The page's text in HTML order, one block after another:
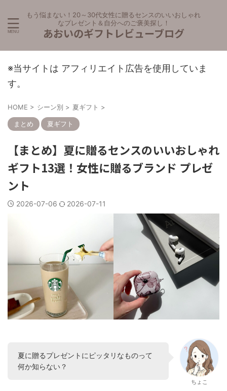
もう悩まない！20～30代女性に贈るセンスのいいおしゃれ
なプレゼント＆自分へのご褒美探し！
あおいのギフトレビューブログ
※当サイトは アフィリエイト広告を使用していま
す。
HOME > シーン別 > 夏ギフト >
まとめ 夏ギフト
【まとめ】夏に贈るセンスのいいおしゃれ
ギフト13選！女性に贈るブランド プレゼ
ント
2026-07-06 2026-07-11
夏に贈るプレゼントにピッタリなものって
何か知らない？
ちょこ